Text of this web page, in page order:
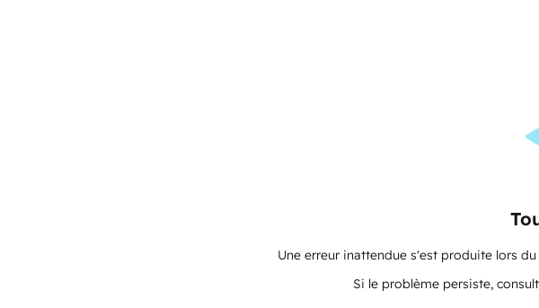
Une erreur inattendue s'est produite lors
Si le problème persiste,